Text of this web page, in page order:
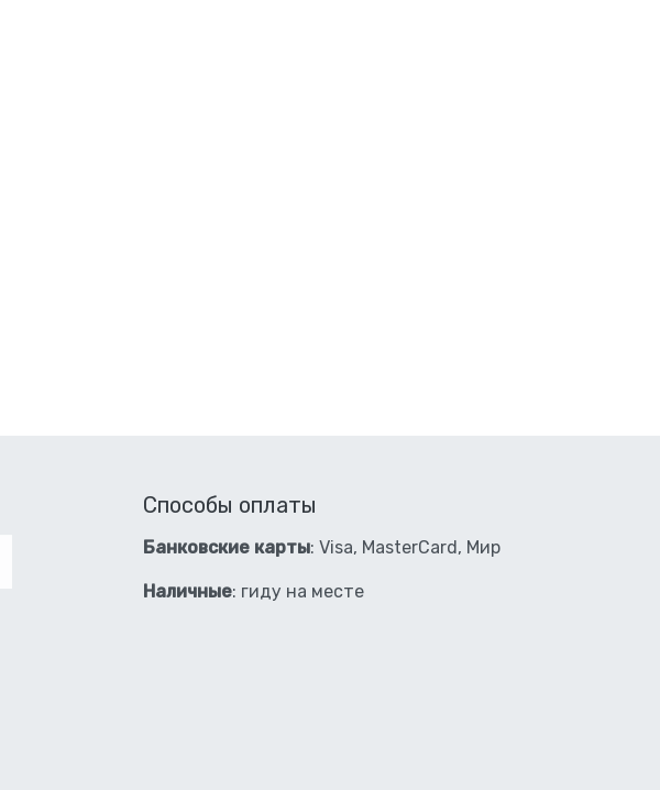
Способы оплаты
Банковские карты: Visa, MasterCard, Мир
Наличные: гиду на месте